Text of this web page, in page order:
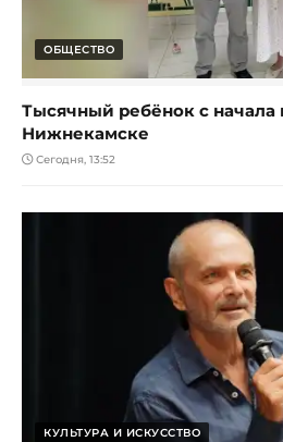
ОБЩЕСТВО
Тысячный ребёнок с начала
Нижнекамске
Сегодня, 13:52
КУЛЬТУРА И ИСКУССТВО